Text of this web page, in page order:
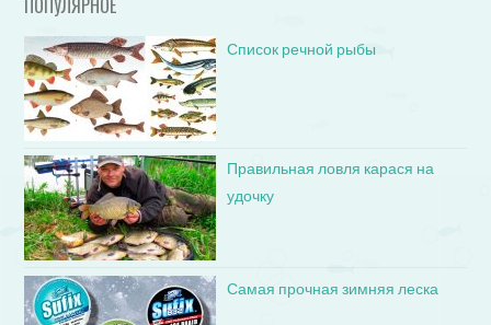
ПОПУЛЯРНОЕ
Список речной рыбы
Правильная ловля карася на
удочку
Самая прочная зимняя леска